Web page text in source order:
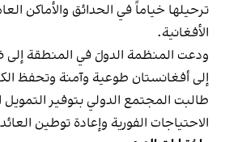
ترحيلها خياماً في الحدائق والأماكن
الأفغانية.
ودعت المنظمة الدولَ في المنطقة إلى
إلى أفغانستان طوعية وآمنة وتحفظ
طالبت المجتمع الدولي بتوفير التمويل
الاحتياجات الفورية وإعادة توطين